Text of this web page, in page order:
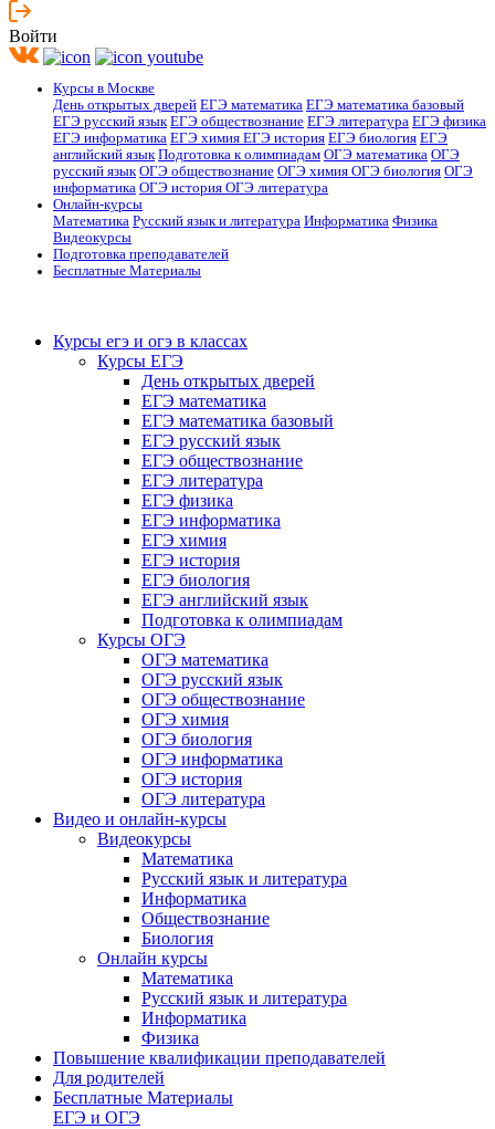
Войти
Курсы в Москве
День открытых дверей ЕГЭ математика ЕГЭ математика базовый
ЕГЭ русский язык ЕГЭ обществознание ЕГЭ литература ЕГЭ физика
ЕГЭ информатика ЕГЭ химия ЕГЭ история ЕГЭ биология ЕГЭ
английский язык Подготовка к олимпиадам ОГЭ математика ОГЭ
русский язык ОГЭ обществознание ОГЭ химия ОГЭ биология ОГЭ
информатика ОГЭ история ОГЭ литература
Онлайн-курсы
Математика Русский язык и литература Информатика Физика
Видеокурсы
Подготовка преподавателей
Бесплатные Материалы
Курсы егэ и огэ в классах
Курсы ЕГЭ
День открытых дверей
ЕГЭ математика
ЕГЭ математика базовый
ЕГЭ русский язык
ЕГЭ обществознание
ЕГЭ литература
ЕГЭ физика
ЕГЭ информатика
ЕГЭ химия
ЕГЭ история
ЕГЭ биология
ЕГЭ английский язык
Подготовка к олимпиадам
Курсы ОГЭ
ОГЭ математика
ОГЭ русский язык
ОГЭ обществознание
ОГЭ химия
ОГЭ биология
ОГЭ информатика
ОГЭ история
ОГЭ литература
Видео и онлайн-курсы
Видеокурсы
Математика
Русский язык и литература
Информатика
Обществознание
Биология
Онлайн курсы
Математика
Русский язык и литература
Информатика
Физика
Повышение квалификации преподавателей
Для родителей
Бесплатные Материалы
ЕГЭ и ОГЭ